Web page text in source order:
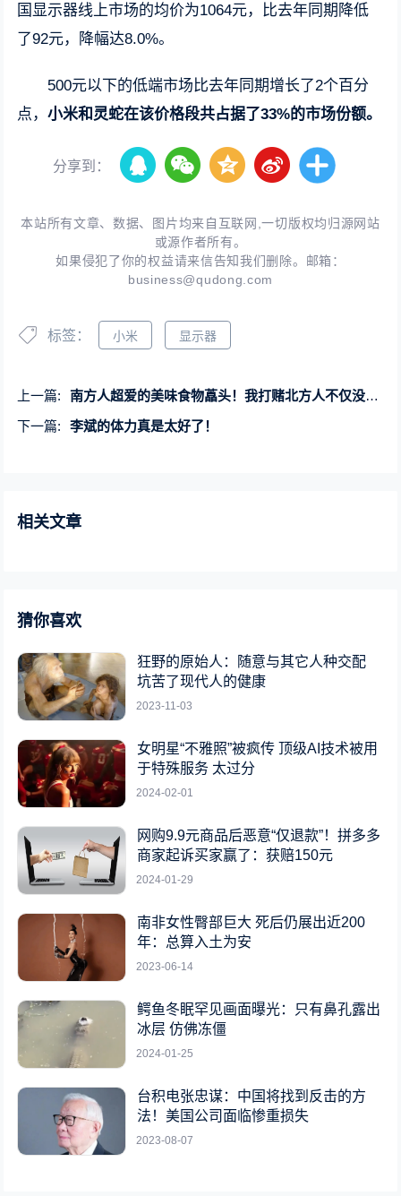
国显示器线上市场的均价为1064元，比去年同期降低
了92元，降幅达8.0%。
500元以下的低端市场比去年同期增长了2个百分
点，小米和灵蛇在该价格段共占据了33%的市场份额。
分享到：
本站所有文章、数据、图片均来自互联网,一切版权均归源网站
或源作者所有。
如果侵犯了你的权益请来信告知我们删除。邮箱：
business@qudong.com
标签： 小米 显示器
上一篇:
南方人超爱的美味食物藠头！我打赌北方人不仅没吃过、还没见过！
下一篇:
李斌的体力真是太好了！
相关文章
猜你喜欢
狂野的原始人：随意与其它人种交配
坑苦了现代人的健康
2023-11-03
女明星“不雅照”被疯传 顶级AI技术被用
于特殊服务 太过分
2024-02-01
网购9.9元商品后恶意“仅退款”！拼多多
商家起诉买家赢了：获赔150元
2024-01-29
南非女性臀部巨大 死后仍展出近200
年：总算入土为安
2023-06-14
鳄鱼冬眠罕见画面曝光：只有鼻孔露出
冰层 仿佛冻僵
2024-01-25
台积电张忠谋：中国将找到反击的方
法！美国公司面临惨重损失
2023-08-07